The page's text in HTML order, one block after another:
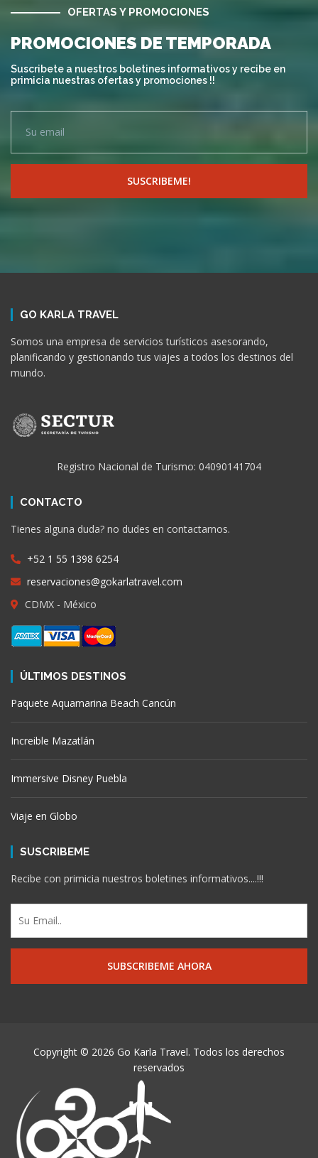
OFERTAS Y PROMOCIONES
PROMOCIONES DE TEMPORADA
Suscribete a nuestros boletines informativos y recibe en
primicia nuestras ofertas y promociones !!
GO KARLA TRAVEL
Somos una empresa de servicios turísticos asesorando,
planificando y gestionando tus viajes a todos los destinos del
mundo.
Registro Nacional de Turismo: 04090141704
CONTACTO
Tienes alguna duda? no dudes en contactarnos.
+52 1 55 1398 6254
reservaciones@gokarlatravel.com
CDMX - México
ÚLTIMOS DESTINOS
Paquete Aquamarina Beach Cancún
Increible Mazatlán
Immersive Disney Puebla
Viaje en Globo
SUSCRIBEME
Recibe con primicia nuestros boletines informativos....!!!
Copyright © 2026 Go Karla Travel. Todos los derechos
reservados